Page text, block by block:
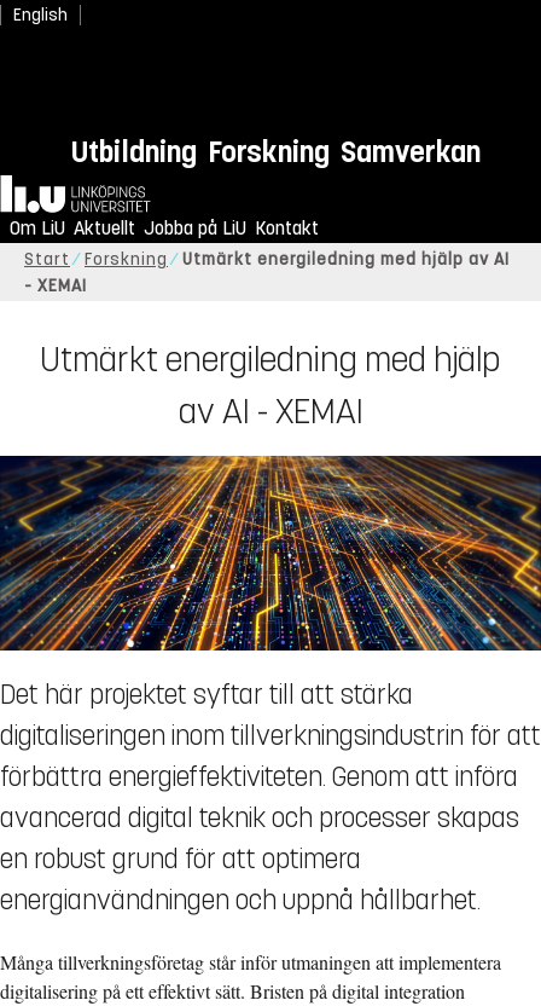
English
Utbildning Forskning Samverkan
Hem
Om LiU Aktuellt Jobba på LiU Kontakt
Start Forskning
Utmärkt energiledning med hjälp av AI
- XEMAI
Utmärkt energiledning med hjälp
av AI - XEMAI
Det här projektet syftar till att stärka
digitaliseringen inom tillverkningsindustrin för att
förbättra energieffektiviteten. Genom att införa
avancerad digital teknik och processer skapas
en robust grund för att optimera
energianvändningen och uppnå hållbarhet.
Många tillverkningsföretag står inför utmaningen att implementera
digitalisering på ett effektivt sätt. Bristen på digital integration